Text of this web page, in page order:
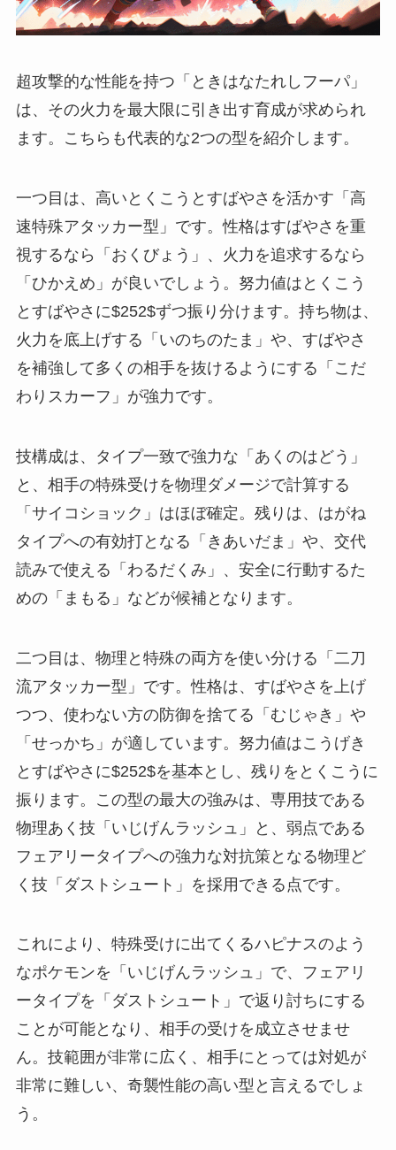
超攻撃的な性能を持つ「ときはなたれしフーパ」
は、その火力を最大限に引き出す育成が求められ
ます。こちらも代表的な2つの型を紹介します。
一つ目は、高いとくこうとすばやさを活かす「高
速特殊アタッカー型」です。性格はすばやさを重
視するなら「おくびょう」、火力を追求するなら
「ひかえめ」が良いでしょう。努力値はとくこう
とすばやさに$252$ずつ振り分けます。持ち物は、
火力を底上げする「いのちのたま」や、すばやさ
を補強して多くの相手を抜けるようにする「こだ
わりスカーフ」が強力です。
技構成は、タイプ一致で強力な「あくのはどう」
と、相手の特殊受けを物理ダメージで計算する
「サイコショック」はほぼ確定。残りは、はがね
タイプへの有効打となる「きあいだま」や、交代
読みで使える「わるだくみ」、安全に行動するた
めの「まもる」などが候補となります。
二つ目は、物理と特殊の両方を使い分ける「二刀
流アタッカー型」です。性格は、すばやさを上げ
つつ、使わない方の防御を捨てる「むじゃき」や
「せっかち」が適しています。努力値はこうげき
とすばやさに$252$を基本とし、残りをとくこうに
振ります。この型の最大の強みは、専用技である
物理あく技「いじげんラッシュ」と、弱点である
フェアリータイプへの強力な対抗策となる物理ど
く技「ダストシュート」を採用できる点です。
これにより、特殊受けに出てくるハピナスのよう
なポケモンを「いじげんラッシュ」で、フェアリ
ータイプを「ダストシュート」で返り討ちにする
ことが可能となり、相手の受けを成立させませ
ん。技範囲が非常に広く、相手にとっては対処が
非常に難しい、奇襲性能の高い型と言えるでしょ
う。